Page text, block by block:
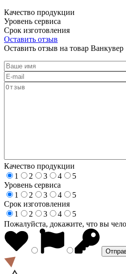
Качество продукции
Уровень сервиса
Срок изготовления
Оставить отзыв
Оставить отзыв на товар Ванкувер
Качество продукции
1
2 3 4
5
Уровень сервиса
1
2 3 4
5
Срок изготовления
1
2 3 4
5
Пожалуйста, докажите, что вы